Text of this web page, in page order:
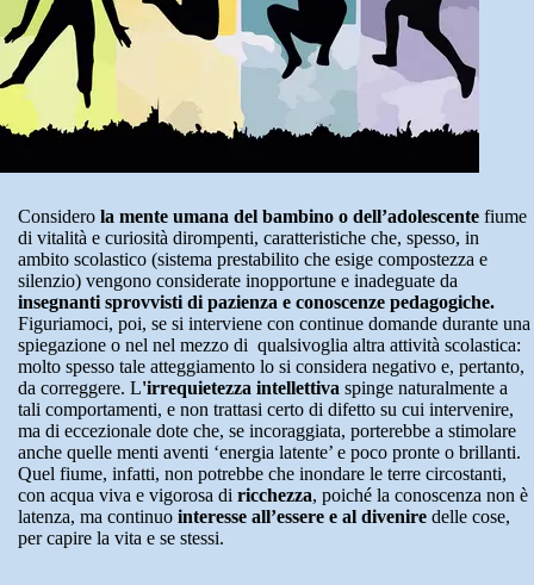
Considero la mente umana del bambino o dell’adolescente fiume
di vitalità e curiosità dirompenti, caratteristiche che, spesso, in
ambito scolastico (sistema prestabilito che esige compostezza e
silenzio) vengono considerate inopportune e inadeguate da
insegnanti sprovvisti di pazienza e conoscenze pedagogiche.
Figuriamoci, poi, se si interviene con continue domande durante una
spiegazione o nel nel mezzo di qualsivoglia altra attività scolastica:
molto spesso tale atteggiamento lo si considera negativo e, pertanto,
da correggere. L'irrequietezza intellettiva spinge naturalmente a
tali comportamenti, e non trattasi certo di difetto su cui intervenire,
ma di eccezionale dote che, se incoraggiata, porterebbe a stimolare
anche quelle menti aventi ‘energia latente’ e poco pronte o brillanti.
Quel fiume, infatti, non potrebbe che inondare le terre circostanti,
con acqua viva e vigorosa di ricchezza, poiché la conoscenza non è
latenza, ma continuo interesse all’essere e al divenire delle cose,
per capire la vita e se stessi.